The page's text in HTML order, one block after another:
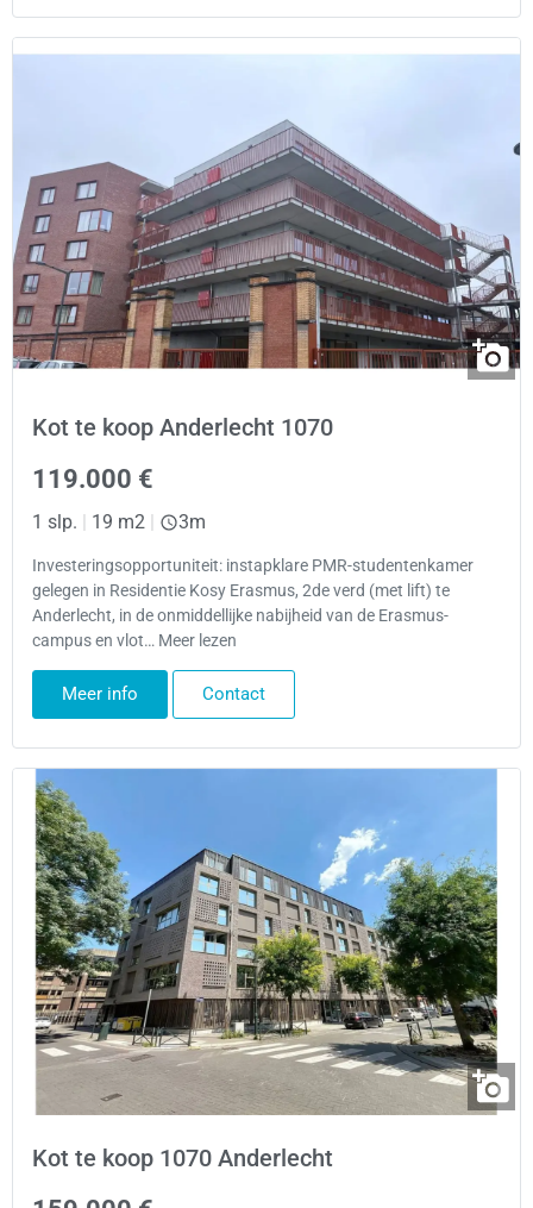
Kot te koop Anderlecht 1070
119.000 €
1 slp. | 19 m2 | 3m
Investeringsopportuniteit: instapklare PMR-studentenkamer
gelegen in Residentie Kosy Erasmus, 2de verd (met lift) te
Anderlecht, in de onmiddellijke nabijheid van de Erasmus-
campus en vlot… Meer lezen
Meer info Contact
Kot te koop 1070 Anderlecht